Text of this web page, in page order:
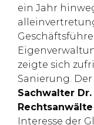
ein Jahr
zeigte sich
Sanierung.
Sachwalter
Rechtsanwälte
Interesse der